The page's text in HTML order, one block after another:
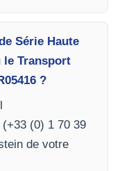
Série Haute
le Transport
?
(0) 1 70 39
de votre